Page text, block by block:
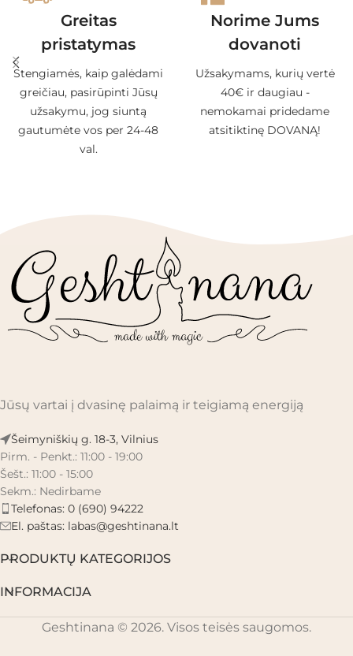
Greitas
pristatymas
Stengiamės, kaip galėdami
greičiau, pasirūpinti Jūsų
užsakymu, jog siuntą
gautumėte vos per 24-48
val.
Norime Jums
dovanoti
Užsakymams, kurių vertė
40€ ir daugiau -
nemokamai pridedame
atsitiktinę DOVANĄ!
Jūsų vartai į dvasinę palaimą ir teigiamą energiją
Šeimyniškių g. 18-3, Vilnius
Pirm. - Penkt.: 11:00 - 19:00
Šešt.: 11:00 - 15:00
Sekm.: Nedirbame
Telefonas: 0 (690) 94222
El. paštas: labas@geshtinana.lt
PRODUKTŲ KATEGORIJOS
INFORMACIJA
Geshtinana © 2026. Visos teisės saugomos.